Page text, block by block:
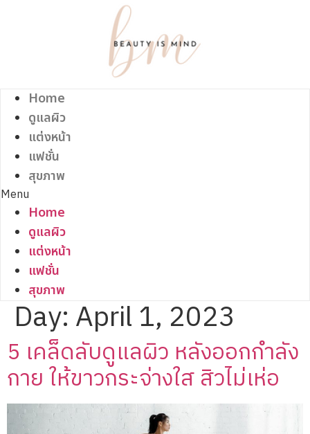
Home
ดูแลผิว
แต่งหน้า
แฟชั่น
สุขภาพ
Menu
Home
ดูแลผิว
แต่งหน้า
แฟชั่น
สุขภาพ
Day:April 1, 2023
5 เคล็ดลับดูแลผิว หลังออกกำลัง
กาย ให้ขาวกระจ่างใส สิวไม่เห่อ